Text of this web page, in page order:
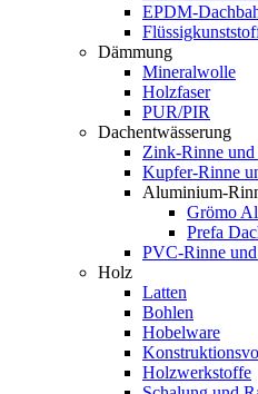
EPDM-
Dämmung
Mineralwolle
Holzfaser
PUR/PIR
Dachentwässerung
Zink-Rinne
Kupfer-Rinne
Aluminium-
Grömo
Prefa
PVC-Rinne
Holz
Latten
Bohlen
Hobelware
Holzwerkstoffe